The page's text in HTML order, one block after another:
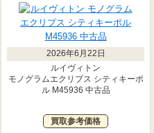
2026年6月22日
ルイヴィトン
モノグラムエクリプス シティキーポ
ル M45936 中古品
買取参考価格